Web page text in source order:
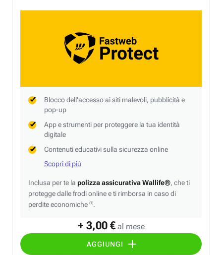
+ 3,00 € al mese
AGGIUNGI
Blocco dell'accesso ai siti malevoli, pubblicità e
pop-up
App e strumenti per proteggere la tua identità
digitale
Contenuti educativi sulla sicurezza online
Scopri di più
Inclusa per te la polizza assicurativa Wallife®, che ti
protegge dalle frodi online e ti rimborsa in caso di
perdite economiche (1).